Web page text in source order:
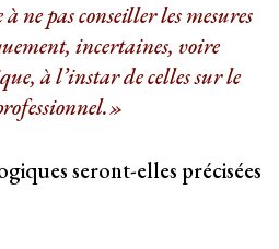
ne pas conseiller les mesures
incertaines, voire
à l’instar de celles sur le
seront-elles précisées